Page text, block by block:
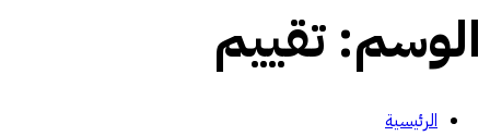
الوسم:تقييم
الرئيسية